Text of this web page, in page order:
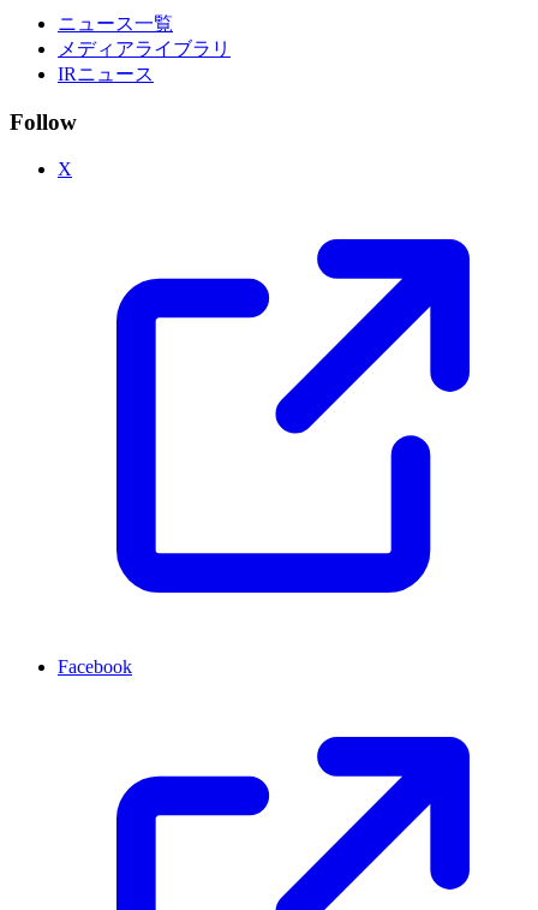
ニュース一覧
メディアライブラリ
IRニュース
Follow
X
Facebook